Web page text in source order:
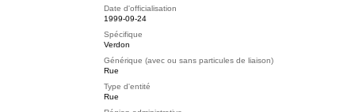
Date d'officialisation
1999-09-24
Spécifique
Verdon
Générique (avec ou sans particules de liaison)
Rue
Type d'entité
Rue